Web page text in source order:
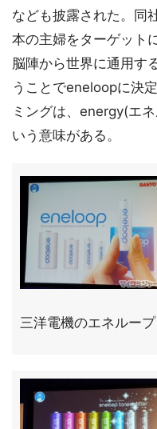
なども披露された。同
本の主婦をターゲット
脳陣から世界に通用す
うことでeneloopに決
ミングは、energy(エ
いう意味がある。
三洋電機のエネループ